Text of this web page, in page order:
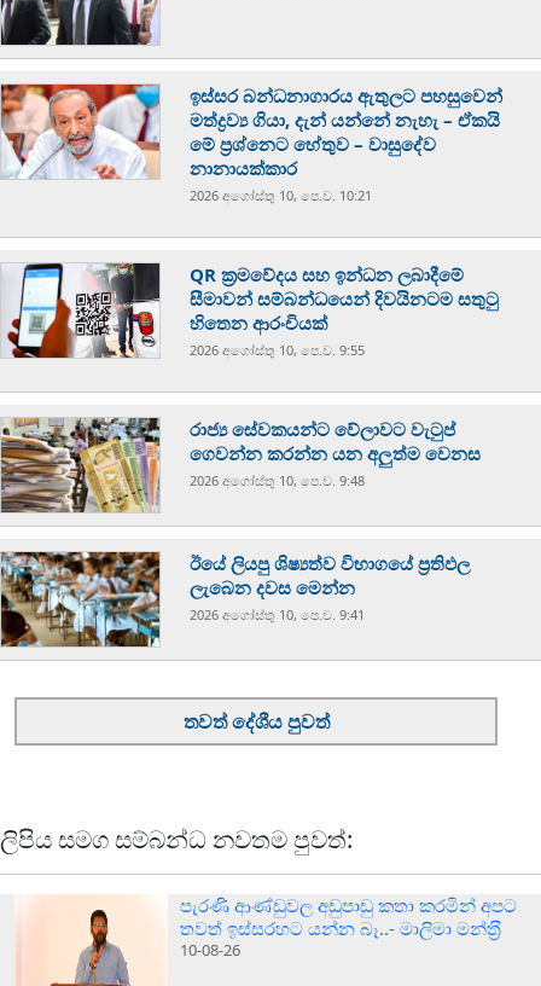
ඉස්සර බන්ධනාගාරය ඇතුලට පහසුවෙන්
මත්ද්‍රව්‍ය ගියා, දැන් යන්නේ නැහැ – ඒකයි
මේ ප්‍රශ්නෙට හේතුව – වාසුදේව
නානායක්කාර
2026 අගෝස්‍තු 10, පෙ.ව. 10:21
QR ක්‍රමවේදය සහ ඉන්ධන ලබාදීමේ
සීමාවන් සම්බන්ධයෙන් දිවයිනටම සතුටු
හිතෙන ආරංචියක්
2026 අගෝස්‍තු 10, පෙ.ව. 9:55
රාජ්‍ය සේවකයන්ට වේලාවට වැටුප්
ගෙවන්න කරන්න යන අලුත්ම වෙනස
2026 අගෝස්‍තු 10, පෙ.ව. 9:48
ඊයේ ලියපු ශිෂ්‍යත්ව විභාගයේ ප්‍රතිඵල
ලැබෙන දවස මෙන්න
2026 අගෝස්‍තු 10, පෙ.ව. 9:41
තවත් දේශීය පුවත්
ලිපිය සමග සම්බන්ධ නවතම පුවත්:
පැරණි ආණ්ඩුවල අඩුපාඩු කතා කරමින් අපට
තවත් ඉස්සරහට යන්න බෑ..- මාලිමා මන්ත‍්‍රී
10-08-26